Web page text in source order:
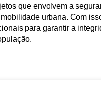
que envolvem a
urbana. Com
para garantir a